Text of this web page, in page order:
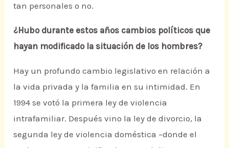
tan personales o no.
¿Hubo durante estos años cambios políticos que
hayan modificado la situación de los hombres?
Hay un profundo cambio legislativo en relación a
la vida privada y la familia en su intimidad. En
1994 se votó la primera ley de violencia
intrafamiliar. Después vino la ley de divorcio, la
segunda ley de violencia doméstica –donde el